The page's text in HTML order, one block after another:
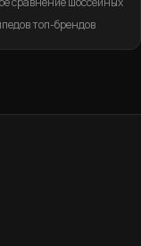
топ-брендов